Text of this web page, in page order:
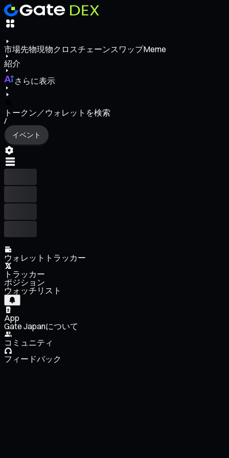
市場先物現物クロスチェーンスワップMeme
紹介
さらに表示
トークン／ウォレットを検索
/
イベント
ウォレットトラッカー
トラッカー
ポジション
ウォッチリスト
App
Gate Japanについて
コミュニティ
フィードバック